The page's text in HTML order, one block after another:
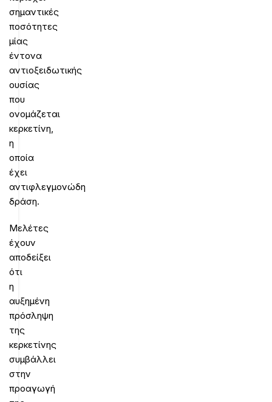
σημαντικές
ποσότητες
μίας
έντονα
αντιοξειδωτικής
ουσίας
που
ονομάζεται
κερκετίνη,
η
οποία
έχει
αντιφλεγμονώδη
δράση.
Μελέτες
έχουν
αποδείξει
ότι
η
αυξημένη
πρόσληψη
της
κερκετίνης
συμβάλλει
στην
προαγωγή